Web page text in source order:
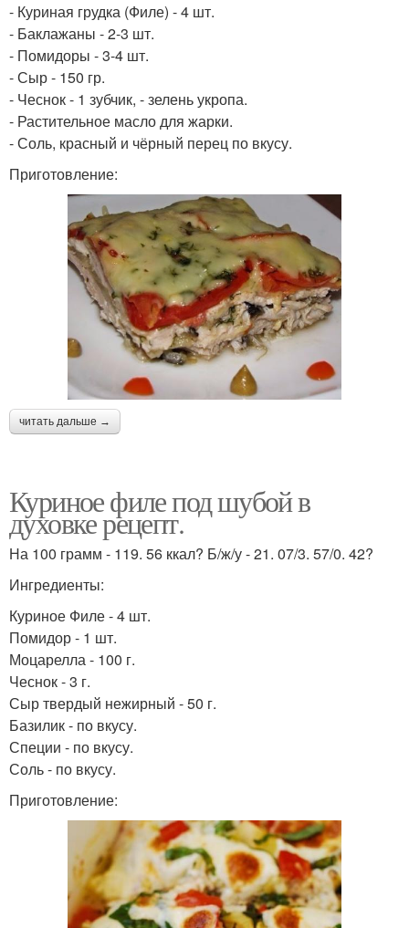
- Куриная грудка (Филе) - 4 шт.
- Баклажаны - 2-3 шт.
- Помидоры - 3-4 шт.
- Сыр - 150 гр.
- Чеснок - 1 зубчик, - зелень укропа.
- Растительное масло для жарки.
- Соль, красный и чёрный перец по вкусу.
Приготовление:
читать дальше →
Куриное филе под шубой в
духовке рецепт.
На 100 грамм - 119. 56 ккал? Б/ж/у - 21. 07/3. 57/0. 42?
Ингредиенты:
Куриное Филе - 4 шт.
Помидор - 1 шт.
Моцарелла - 100 г.
Чеснок - 3 г.
Сыр твердый нежирный - 50 г.
Базилик - по вкусу.
Специи - по вкусу.
Соль - по вкусу.
Приготовление: